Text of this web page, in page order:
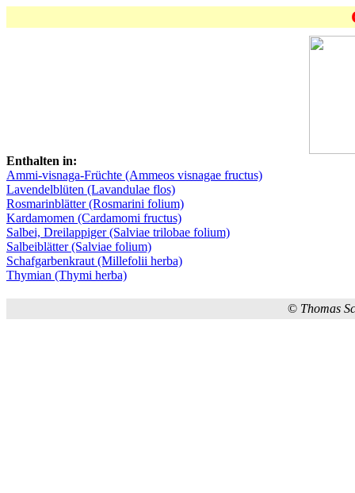
Enthalten in:
Ammi-visnaga-Früchte (Ammeos visnagae fructus)
Lavendelblüten (Lavandulae flos)
Rosmarinblätter (Rosmarini folium)
Kardamomen (Cardamomi fructus)
Salbei, Dreilappiger (Salviae trilobae folium)
Salbeiblätter (Salviae folium)
Schafgarbenkraut (Millefolii herba)
Thymian (Thymi herba)
© Thomas